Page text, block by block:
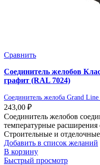
Сравнить
Соединитель желобов
графит (RAL 7024)
Соединитель желоба Grand Line
243,00 ₽
Соединитель желобов
температурные
Строительные и
Добавить в список желаний
В корзину
Быстрый просмотр